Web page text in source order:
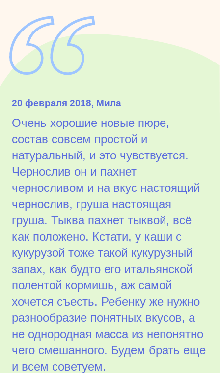
20 февраля 2018, Мила
Очень хорошие новые пюре,
состав совсем простой и
натуральный, и это чувствуется.
Чернослив он и пахнет
черносливом и на вкус настоящий
чернослив, груша настоящая
груша. Тыква пахнет тыквой, всё
как положено. Кстати, у каши с
кукурузой тоже такой кукурузный
запах, как будто его итальянской
полентой кормишь, аж самой
хочется съесть. Ребенку же нужно
разнообразие понятных вкусов, а
не однородная масса из непонятно
чего смешанного. Будем брать еще
и всем советуем.